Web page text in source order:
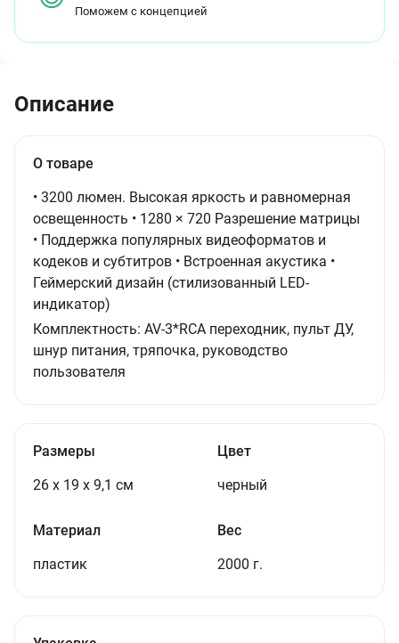
Поможем с концепцией
Описание
О товаре
• 3200 люмен. Высокая яркость и равномерная
освещенность • 1280 × 720 Разрешение матрицы
• Поддержка популярных видеоформатов и
кодеков и субтитров • Встроенная акустика •
Геймерский дизайн (стилизованный LED-
индикатор)
Комплектность: AV-3*RCA переходник, пульт ДУ,
шнур питания, тряпочка, руководство
пользователя
Размеры
26 х 19 х 9,1 см
Цвет
черный
Материал
пластик
Вес
2000 г.